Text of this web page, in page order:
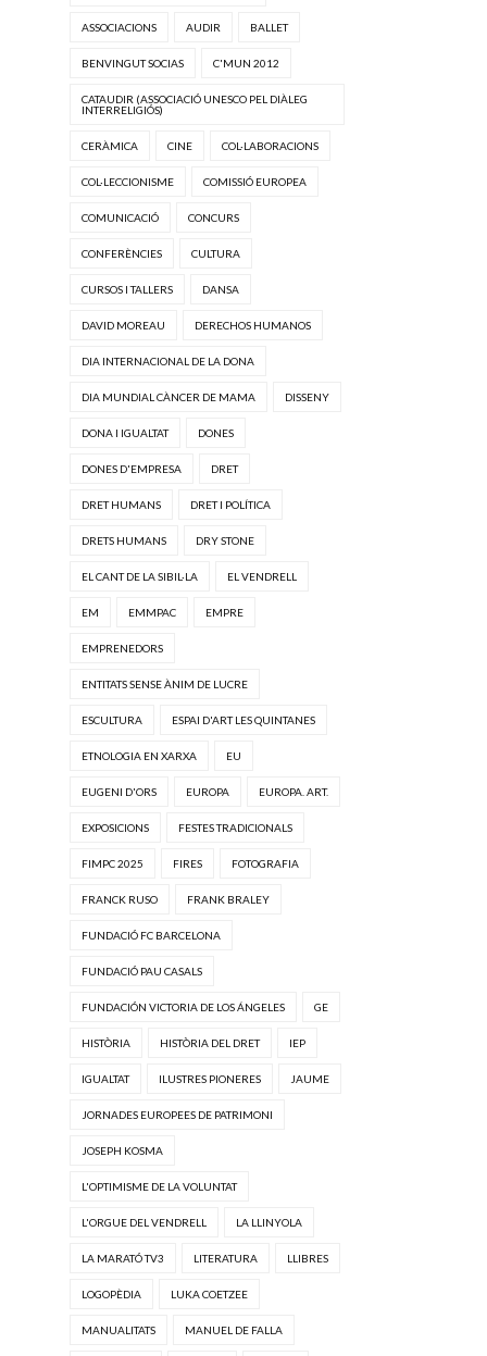
ASSOCIACIONS AUDIR BALLET
BENVINGUT SOCIAS C'MUN 2012
CATAUDIR (ASSOCIACIÓ UNESCO PEL DIÀLEG
INTERRELIGIÓS)
CERÀMICA CINE COL·LABORACIONS
COL·LECCIONISME COMISSIÓ EUROPEA
COMUNICACIÓ CONCURS
CONFERÈNCIES CULTURA
CURSOS I TALLERS DANSA
DAVID MOREAU DERECHOS HUMANOS
DIA INTERNACIONAL DE LA DONA
DIA MUNDIAL CÀNCER DE MAMA DISSENY
DONA I IGUALTAT DONES
DONES D'EMPRESA DRET
DRET HUMANS DRET I POLÍTICA
DRETS HUMANS DRY STONE
EL CANT DE LA SIBIL·LA EL VENDRELL
EM EMMPAC EMPRE
EMPRENEDORS
ENTITATS SENSE ÀNIM DE LUCRE
ESCULTURA ESPAI D'ART LES QUINTANES
ETNOLOGIA EN XARXA EU
EUGENI D'ORS EUROPA EUROPA. ART.
EXPOSICIONS FESTES TRADICIONALS
FIMPC 2025 FIRES FOTOGRAFIA
FRANCK RUSO FRANK BRALEY
FUNDACIÓ FC BARCELONA
FUNDACIÓ PAU CASALS
FUNDACIÓN VICTORIA DE LOS ÁNGELES GE
HISTÒRIA HISTÒRIA DEL DRET IEP
IGUALTAT ILUSTRES PIONERES JAUME
JORNADES EUROPEES DE PATRIMONI
JOSEPH KOSMA
L'OPTIMISME DE LA VOLUNTAT
L'ORGUE DEL VENDRELL LA LLINYOLA
LA MARATÓ TV3 LITERATURA LLIBRES
LOGOPÈDIA LUKA COETZEE
MANUALITATS MANUEL DE FALLA